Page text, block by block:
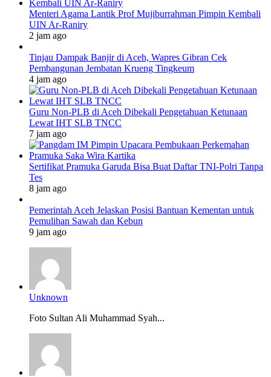
Menteri Agama Lantik Prof Mujiburrahman Pimpin Kembali
UIN Ar-Raniry
2 jam ago
Tinjau Dampak Banjir di Aceh, Wapres Gibran Cek
Pembangunan Jembatan Krueng Tingkeum
4 jam ago
Guru Non-PLB di Aceh Dibekali Pengetahuan Ketunaan
Lewat IHT SLB TNCC
7 jam ago
Sertifikat Pramuka Garuda Bisa Buat Daftar TNI-Polri Tanpa
Tes
8 jam ago
Pemerintah Aceh Jelaskan Posisi Bantuan Kementan untuk
Pemulihan Sawah dan Kebun
9 jam ago
Unknown
Foto Sultan Ali Muhammad Syah...